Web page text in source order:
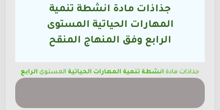
جذاذات مادة انشطة تنمية
المهارات الحياتية المستوى
الرابع وفق المنهاج المنقح
جذاذات مادة انشطة تنمية المهارات الحياتية المستوى الرابع